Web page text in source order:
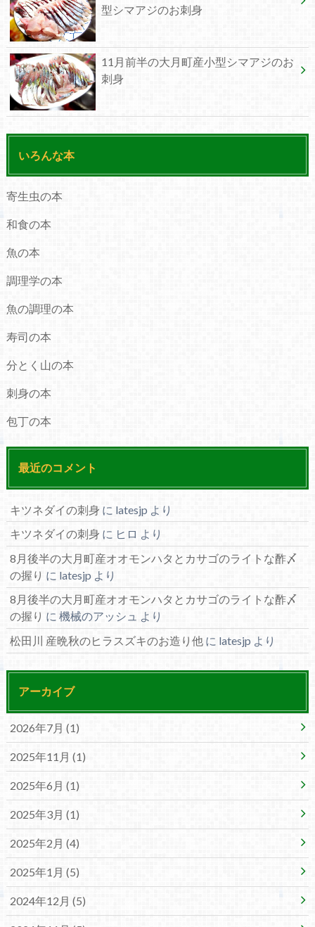
型シマアジのお刺身
11月前半の大月町産小型シマアジのお
刺身
いろんな本
寄生虫の本
和食の本
魚の本
調理学の本
魚の調理の本
寿司の本
分とく山の本
刺身の本
包丁の本
最近のコメント
キツネダイの刺身 に latesjp より
キツネダイの刺身 に ヒロ より
8月後半の大月町産オオモンハタとカサゴのライトな酢〆
の握り に latesjpより
8月後半の大月町産オオモンハタとカサゴのライトな酢〆
の握り に 機械のアッシュ より
松田川 産晩秋のヒラスズキのお造り他に latesjp より
アーカイブ
2026年7月 (1)
2025年11月 (1)
2025年6月 (1)
2025年3月 (1)
2025年2月 (4)
2025年1月 (5)
2024年12月 (5)